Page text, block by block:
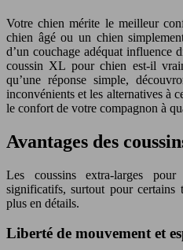
Votre chien mérite le meilleur
chien âgé ou un chien
d’un couchage adéquat influence
coussin XL pour chien est-il
qu’une réponse simple,
inconvénients et les alternatives à
le confort de votre compagnon à
Avantages des
Les coussins extra-larges
significatifs, surtout pour certains
plus en détails.
Liberté de mouvement et